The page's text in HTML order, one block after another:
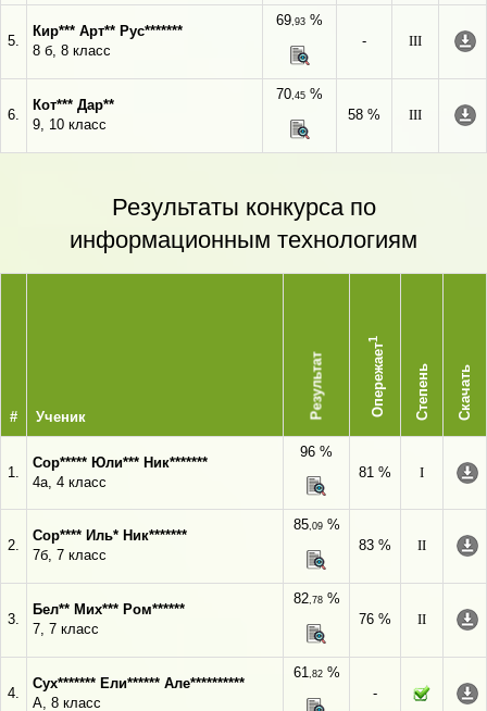
5.
Кир*** Арт** Рус*******
8 б, 8 класс
69,93 %
-
III
6.
Кот*** Дар**
9, 10 класс
70,45 %
58 %
III
Результаты конкурса по
информационным технологиям
# Ученик Результат Опережает
1
Степень Скачать
1.
Сор***** Юли*** Ник*******
4а, 4 класс
96 %
81 %
I
2.
Сор**** Иль* Ник*******
7б, 7 класс
85,09%
83 %
II
3.
Бел** Мих*** Ром******
7, 7 класс
82,78%
76 %
II
4.
Сух******* Ели****** Але**********
А, 8 класс
61,82%
-